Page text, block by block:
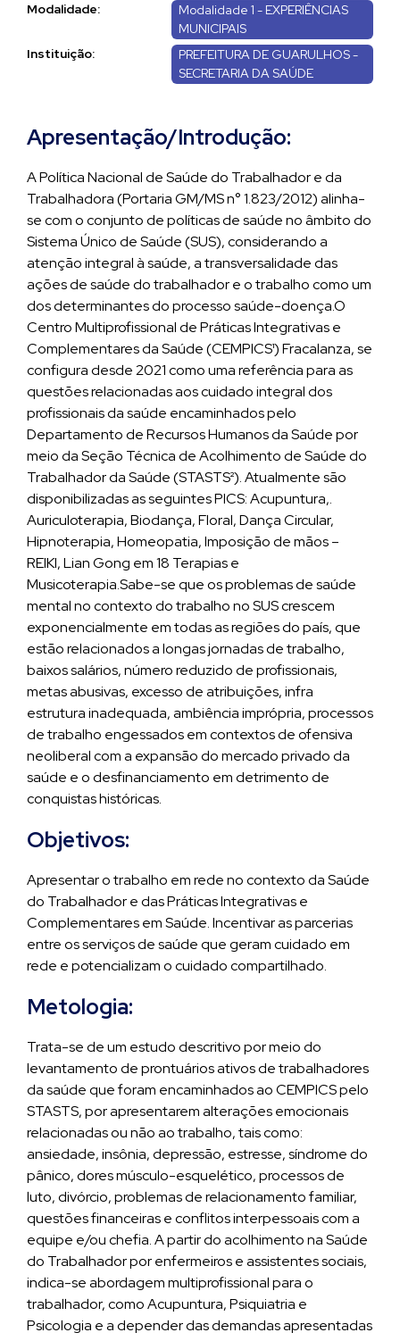
Modalidade:
Modalidade 1 - EXPERIÊNCIAS
MUNICIPAIS
Instituição:
PREFEITURA DE GUARULHOS -
SECRETARIA DA SAÚDE
Apresentação/Introdução:
A Política Nacional de Saúde do Trabalhador e da
Trabalhadora (Portaria GM/MS n° 1.823/2012) alinha-
se com o conjunto de políticas de saúde no âmbito do
Sistema Único de Saúde (SUS), considerando a
atenção integral à saúde, a transversalidade das
ações de saúde do trabalhador e o trabalho como um
dos determinantes do processo saúde-doença.O
Centro Multiprofissional de Práticas Integrativas e
Complementares da Saúde (CEMPICS¹) Fracalanza, se
configura desde 2021 como uma referência para as
questões relacionadas aos cuidado integral dos
profissionais da saúde encaminhados pelo
Departamento de Recursos Humanos da Saúde por
meio da Seção Técnica de Acolhimento de Saúde do
Trabalhador da Saúde (STASTS²). Atualmente são
disponibilizadas as seguintes PICS: Acupuntura,.
Auriculoterapia, Biodança, Floral, Dança Circular,
Hipnoterapia, Homeopatia, Imposição de mãos –
REIKI, Lian Gong em 18 Terapias e
Musicoterapia.Sabe-se que os problemas de saúde
mental no contexto do trabalho no SUS crescem
exponencialmente em todas as regiões do país, que
estão relacionados a longas jornadas de trabalho,
baixos salários, número reduzido de profissionais,
metas abusivas, excesso de atribuições, infra
estrutura inadequada, ambiência imprópria, processos
de trabalho engessados em contextos de ofensiva
neoliberal com a expansão do mercado privado da
saúde e o desfinanciamento em detrimento de
conquistas históricas.
Objetivos:
Apresentar o trabalho em rede no contexto da Saúde
do Trabalhador e das Práticas Integrativas e
Complementares em Saúde. Incentivar as parcerias
entre os serviços de saúde que geram cuidado em
rede e potencializam o cuidado compartilhado.
Metologia:
Trata-se de um estudo descritivo por meio do
levantamento de prontuários ativos de trabalhadores
da saúde que foram encaminhados ao CEMPICS pelo
STASTS, por apresentarem alterações emocionais
relacionadas ou não ao trabalho, tais como:
ansiedade, insônia, depressão, estresse, síndrome do
pânico, dores músculo-esquelético, processos de
luto, divórcio, problemas de relacionamento familiar,
questões financeiras e conflitos interpessoais com a
equipe e/ou chefia. A partir do acolhimento na Saúde
do Trabalhador por enfermeiros e assistentes sociais,
indica-se abordagem multiprofissional para o
trabalhador, como Acupuntura, Psiquiatria e
Psicologia e a depender das demandas apresentadas